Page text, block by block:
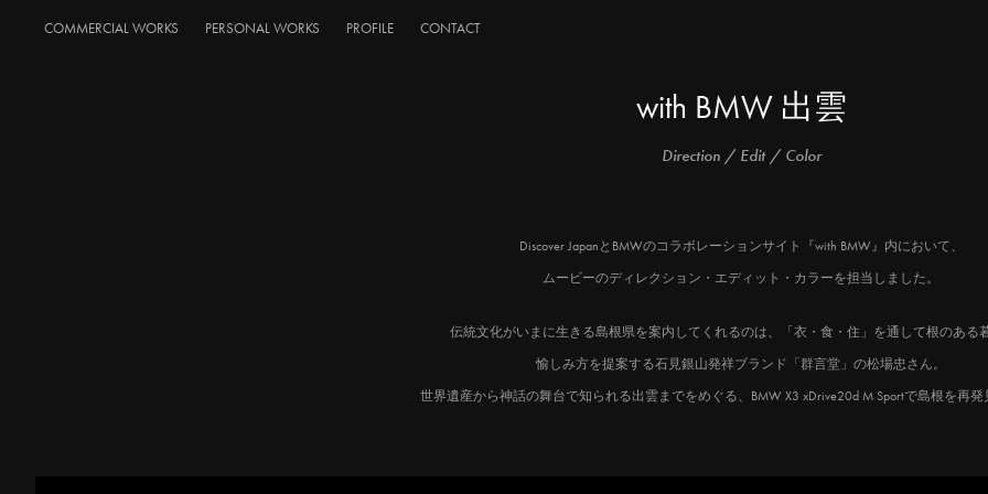
COMMERCIAL WORKS PERSONAL WORKS PROFILE CONTACT
with BMW 出雲
Direction / Edit / Color
Discover JapanとBMWのコラボレーションサイト『with BMW』内において、
ムービーのディレクション・エディット・カラーを担当しました。
伝統文化がいまに生きる島根県を案内してくれるのは、「衣・食・住」を通して根のある
愉しみ方を提案する石見銀山発祥ブランド「群言堂」の松場忠さん。
世界遺産から神話の舞台で知られる出雲までをめぐる、BMW X3 xDrive20d M Sportで島根を再発